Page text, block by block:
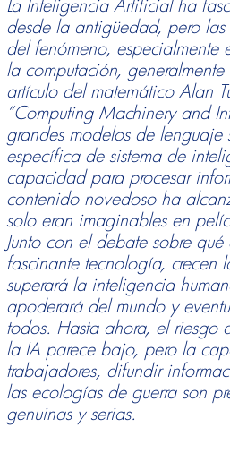
desde la antigüedad, pero
del fenómeno,
la computación,
artículo del matemático Alan
“Computing Machinery and
grandes modelos de lenguaje
específica de sistema de
capacidad para procesar
contenido novedoso ha
solo eran imaginables en
Junto con el debate sobre
fascinante tecnología, crecen
superará la inteligencia
apoderará del mundo y
todos. Hasta ahora, el riesgo
la IA parece bajo, pero la
trabajadores, difundir
las ecologías de guerra son
genuinas y serias.